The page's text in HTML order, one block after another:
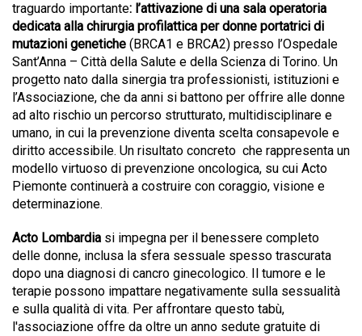
traguardo importante: l’attivazione di una sala operatoria
dedicata alla chirurgia profilattica per donne portatrici di
mutazioni genetiche (BRCA1 e BRCA2) presso l’Ospedale
Sant’Anna – Città della Salute e della Scienza di Torino. Un
progetto nato dalla sinergia tra professionisti, istituzioni e
l’Associazione, che da anni si battono per offrire alle donne
ad alto rischio un percorso strutturato, multidisciplinare e
umano, in cui la prevenzione diventa scelta consapevole e
diritto accessibile. Un risultato concreto che rappresenta un
modello virtuoso di prevenzione oncologica, su cui Acto
Piemonte continuerà a costruire con coraggio, visione e
determinazione.
Acto Lombardia si impegna per il benessere completo
delle donne, inclusa la sfera sessuale spesso trascurata
dopo una diagnosi di cancro ginecologico. Il tumore e le
terapie possono impattare negativamente sulla sessualità
e sulla qualità di vita. Per affrontare questo tabù,
l'associazione offre da oltre un anno sedute gratuite di